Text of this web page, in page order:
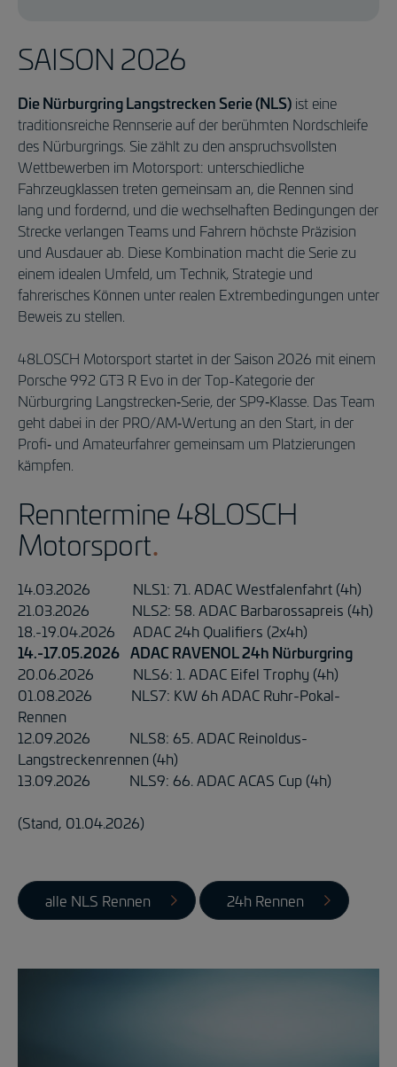
SAISON 2026
Die Nürburgring Langstrecken Serie (NLS) ist eine
traditionsreiche Rennserie auf der berühmten Nordschleife
des Nürburgrings. Sie zählt zu den anspruchsvollsten
Wettbewerben im Motorsport: unterschiedliche
Fahrzeugklassen treten gemeinsam an, die Rennen sind
lang und fordernd, und die wechselhaften Bedingungen der
Strecke verlangen Teams und Fahrern höchste Präzision
und Ausdauer ab. Diese Kombination macht die Serie zu
einem idealen Umfeld, um Technik, Strategie und
fahrerisches Können unter realen Extrembedingungen unter
Beweis zu stellen.
48LOSCH Motorsport startet in der Saison 2026 mit einem
Porsche 992 GT3 R Evo in der Top-Kategorie der
Nürburgring Langstrecken‑Serie, der SP9‑Klasse. Das Team
geht dabei in der PRO/AM‑Wertung an den Start, in der
Profi‑ und Amateurfahrer gemeinsam um Platzierungen
kämpfen.
Renntermine 48LOSCH
Motorsport
14.03.2026 NLS1: 71. ADAC Westfalenfahrt (4h)
21.03.2026 NLS2: 58. ADAC Barbarossapreis (4h)
18.-19.04.2026 ADAC 24h Qualifiers (2x4h)
14.-17.05.2026 ADAC RAVENOL 24h Nürburgring
20.06.2026 NLS6: 1. ADAC Eifel Trophy (4h)
01.08.2026 NLS7: KW 6h ADAC Ruhr-Pokal-
Rennen
12.09.2026 NLS8: 65. ADAC Reinoldus-
Langstreckenrennen (4h)
13.09.2026 NLS9: 66. ADAC ACAS Cup (4h)
(Stand, 01.04.2026)
alle NLS Rennen 24h Rennen